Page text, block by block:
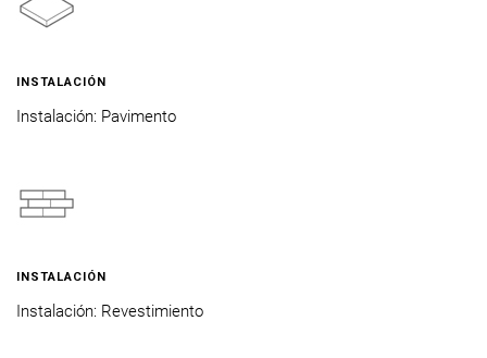
INSTALACIÓN
Instalación: Pavimento
INSTALACIÓN
Instalación: Revestimiento